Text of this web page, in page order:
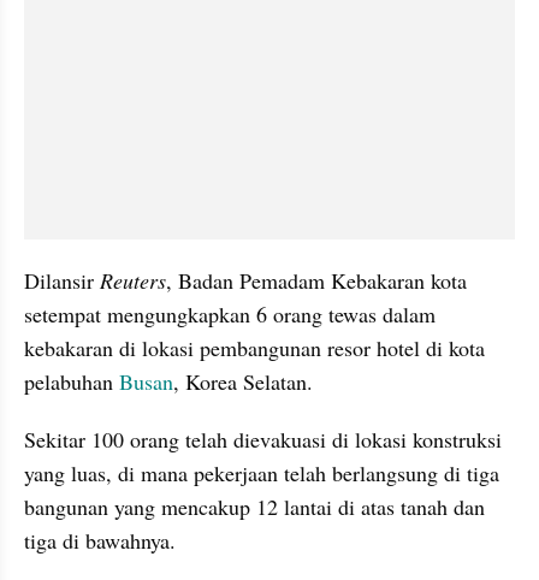
Dilansir Reuters, Badan Pemadam Kebakaran kota
setempat mengungkapkan 6 orang tewas dalam
kebakaran di lokasi pembangunan resor hotel di kota
pelabuhan Busan, Korea Selatan.
Sekitar 100 orang telah dievakuasi di lokasi konstruksi
yang luas, di mana pekerjaan telah berlangsung di tiga
bangunan yang mencakup 12 lantai di atas tanah dan
tiga di bawahnya.